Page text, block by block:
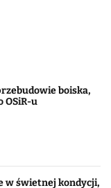
boiska,
OSiR-u
w świetnej kondycji,